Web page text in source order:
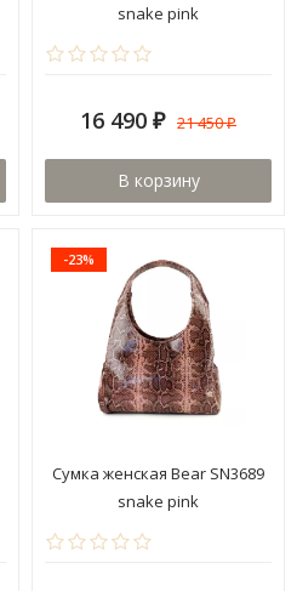
snake pink
16 490 ₽ 21 450₽
В корзину
-23%
Сумка женская Bear SN3689
snake pink